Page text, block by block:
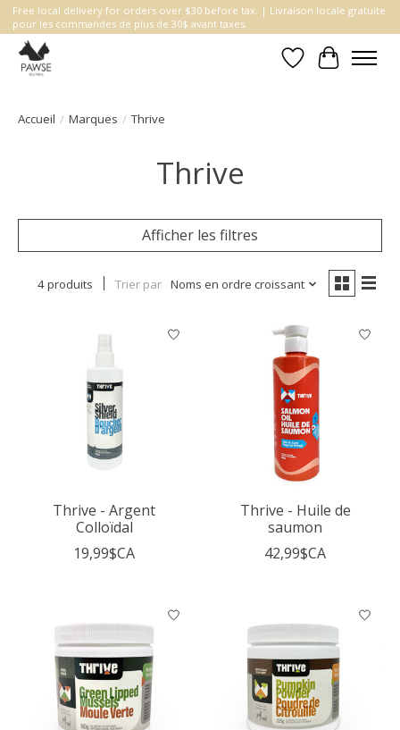
Free local delivery for orders over $30 before tax. | Livraison locale gratuite
pour les commandes de plus de 30$ avant taxes.
Liste dePanier
Accueil / Marques / Thrive
Thrive
Afficher les filtres
4 produits Trier par Noms en ordre croissant
Thrive - Argent
Colloïdal
19,99$CA
Thrive - Huile de
saumon
42,99$CA